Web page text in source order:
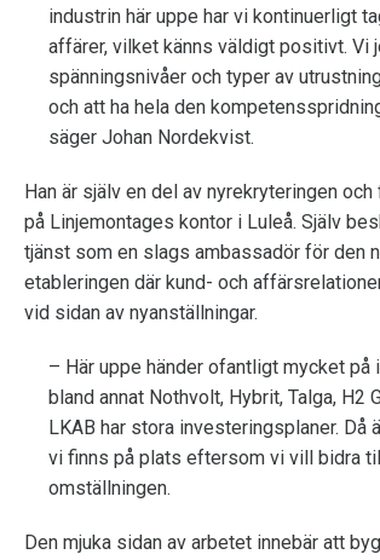
industrin här uppe har vi kontinuerligt
affärer, vilket känns väldigt positivt. Vi
spänningsnivåer och typer av
och att ha hela den
säger Johan Nordekvist.
Han är själv en del av nyrekryteringen
på Linjemontages kontor i Luleå. Själv
tjänst som en slags ambassadör för den
etableringen där kund- och
vid sidan av nyanställningar.
– Här uppe händer ofantligt mycket på
bland annat Nothvolt, Hybrit, Talga, H2
LKAB har stora investeringsplaner. Då
vi finns på plats eftersom vi vill bidra
omställningen.
Den mjuka sidan av arbetet innebär att